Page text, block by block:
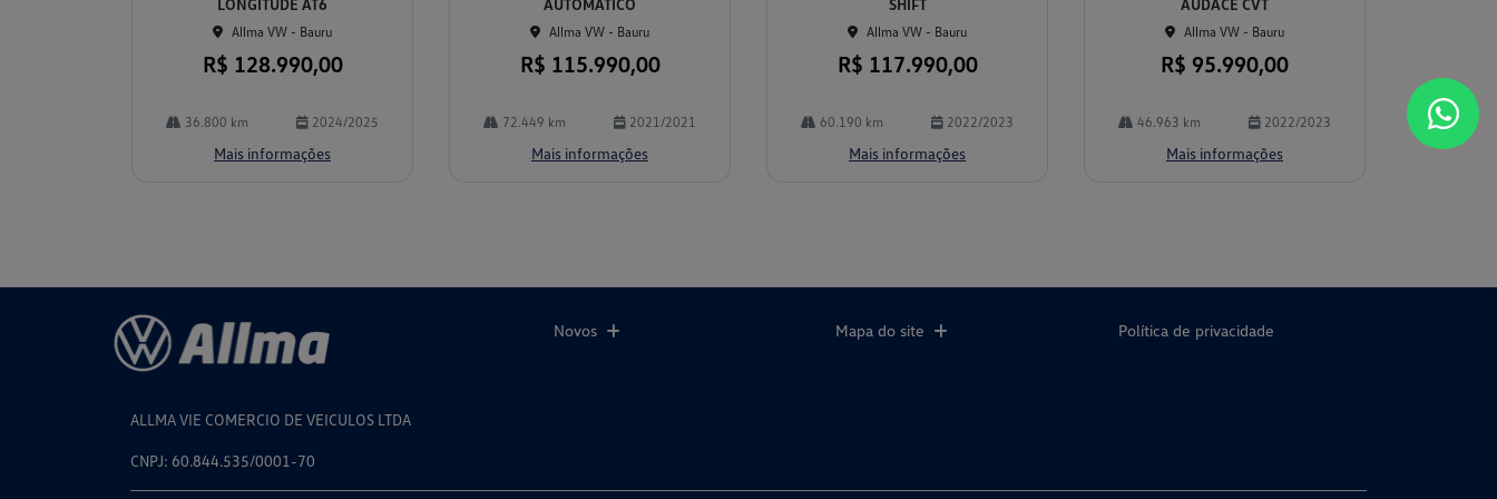
Allma VW - Bauru
R$ 128.990,00
36.800 km 2024/2025
Mais informações
Allma VW - Bauru
R$ 115.990,00
72.449 km 2021/2021
Mais informações
Allma VW - Bauru
R$ 117.990,00
60.190 km 2022/2023
Mais informações
Allma VW - Bauru
R$ 95.990,00
46.963 km 2022/2023
Mais informações
Novos Mapa do site Política de privacidade
ALLMA VIE COMERCIO DE VEICULOS LTDA
CNPJ: 60.844.535/0001-70